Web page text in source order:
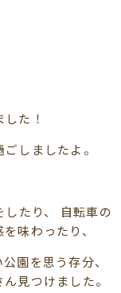
た！
しましたよ。
したり、 自転車の
味わったり、
園を思う存分、
見つけました。